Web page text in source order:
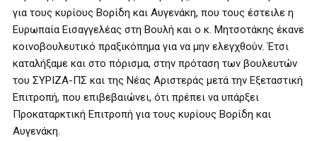
για τους κυρίους Βορίδη και Αυγενάκη, που τους έστειλε η
Ευρωπαία Εισαγγελέας στη Βουλή και ο κ. Μητσοτάκης έκανε
κοινοβουλευτικό πραξικόπημα για να μην ελεγχθούν. Έτσι
καταλήξαμε και στο πόρισμα, στην πρόταση των βουλευτών
του ΣΥΡΙΖΑ-ΠΣ και της Νέας Αριστεράς μετά την Εξεταστική
Επιτροπή, που επιβεβαιώνει, ότι πρέπει να υπάρξει
Προκαταρκτική Επιτροπή για τους κυρίους Βορίδη και
Αυγενάκη.